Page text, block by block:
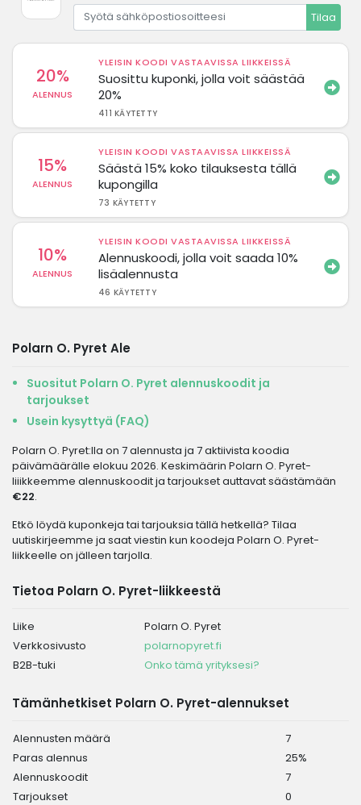
Tilaa
20%
ALENNUS
YLEISIN KOODI VASTAAVISSA LIIKKEISSÄ
Suosittu kuponki, jolla voit säästää
20%
411 KÄYTETTY
15%
ALENNUS
YLEISIN KOODI VASTAAVISSA LIIKKEISSÄ
Säästä 15% koko tilauksesta tällä
kupongilla
73 KÄYTETTY
10%
ALENNUS
YLEISIN KOODI VASTAAVISSA LIIKKEISSÄ
Alennuskoodi, jolla voit saada 10%
lisäalennusta
46 KÄYTETTY
Polarn O. Pyret Ale
Suositut Polarn O. Pyret alennuskoodit ja
tarjoukset
Usein kysyttyä (FAQ)
Polarn O. Pyret:lla on 7 alennusta ja 7 aktiivista koodia
päivämäärälle elokuu 2026. Keskimäärin Polarn O. Pyret-
liiikkeemme alennuskoodit ja tarjoukset auttavat säästämään
€22.
Etkö löydä kuponkeja tai tarjouksia tällä hetkellä? Tilaa
uutiskirjeemme ja saat viestin kun koodeja Polarn O. Pyret-
liikkeelle on jälleen tarjolla.
Tietoa Polarn O. Pyret-liikkeestä
Liike
Polarn O. Pyret
Verkkosivusto
polarnopyret.fi
B2B-tuki
Onko tämä yrityksesi?
Tämänhetkiset Polarn O. Pyret-alennukset
Alennusten määrä
7
Paras alennus
25%
Alennuskoodit
7
Tarjoukset
0